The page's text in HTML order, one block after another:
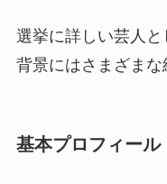
選挙に詳しい芸人
背景にはさまざまな
基本プロフィール